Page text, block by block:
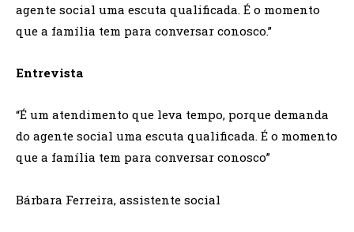
agente social uma escuta qualificada. É o momento
que a família tem para conversar conosco.”
Entrevista
“É um atendimento que leva tempo, porque demanda
do agente social uma escuta qualificada. É o momento
que a família tem para conversar conosco”
Bárbara Ferreira, assistente social